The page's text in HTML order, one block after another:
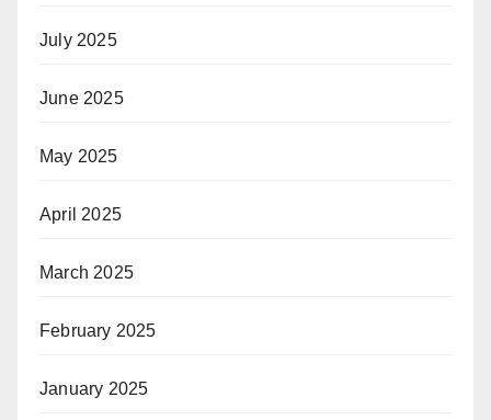
July 2025
June 2025
May 2025
April 2025
March 2025
February 2025
January 2025